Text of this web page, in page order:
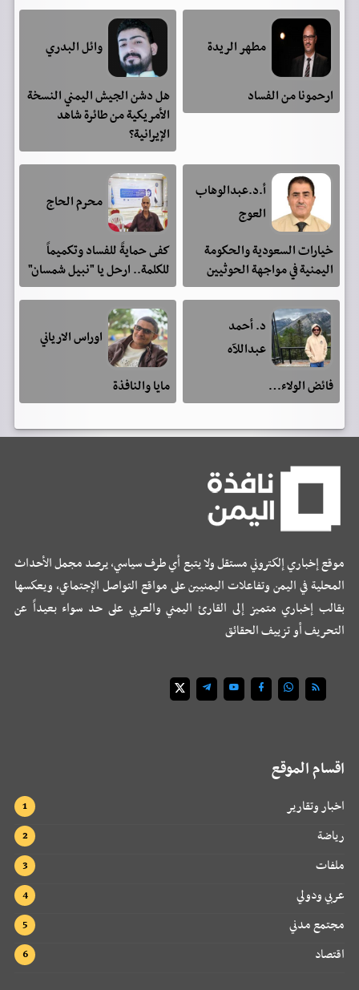
مطهر الريدة
ارحمونا من الفساد
وائل البدري
هل دشن الجيش اليمني النسخة
الأمريكية من طائرة شاهد
الإيرانية؟
أ.د.عبدالوهاب
العوج
خيارات السعودية والحكومة
اليمنية في مواجهة الحوثيين
محرم الحاج
كفى حمايةً للفساد وتكميماً
للكلمة.. ارحل يا "نبيل شمسان"
د. أحمد
عبداللآه
فائض الولاء…
اوراس الارياني
مايا والنافذة
موقع إخباري إلكتروني مستقل ولا يتبع أي طرف سياسي، يرصد مجمل الأحداث
المحلية في اليمن وتفاعلات اليمنيين على مواقع التواصل الإجتماعي، ويعكسها
بقالب إخباري متميز إلى القارئ اليمني والعربي على حد سواء بعيداً عن
التحريف أو تزييف الحقائق
اقسام الموقع
اخبار وتقارير
رياضة
ملفات
عربي ودولي
مجتمع مدني
اقتصاد